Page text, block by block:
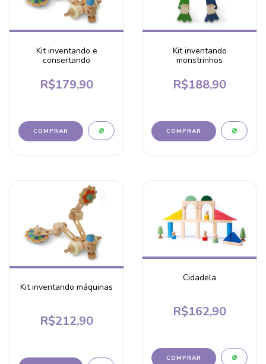
Kit inventando e
consertando
R$179,90
Kit inventando
monstrinhos
R$188,90
Kit inventando máquinas
R$212,90
Cidadela
R$162,90